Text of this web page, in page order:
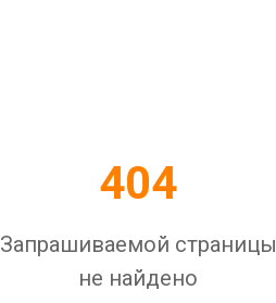
404
Запрашиваемой страницы
не найдено